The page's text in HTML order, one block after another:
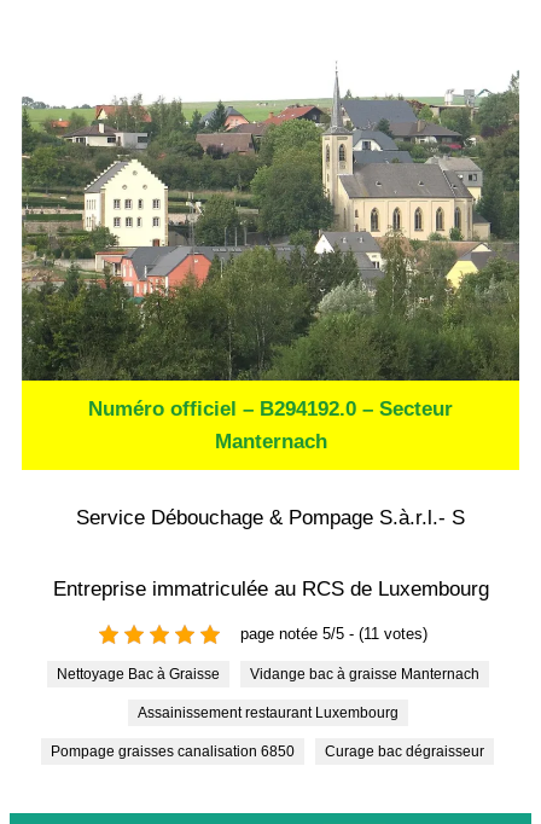
Numéro officiel – B294192.0 – Secteur
Manternach
Service Débouchage & Pompage S.à.r.l.- S
Entreprise immatriculée au RCS de Luxembourg
page notée 5/5 - (11 votes)
Nettoyage Bac à Graisse Vidange bac à graisse Manternach
Assainissement restaurant Luxembourg
Pompage graisses canalisation 6850 Curage bac dégraisseur